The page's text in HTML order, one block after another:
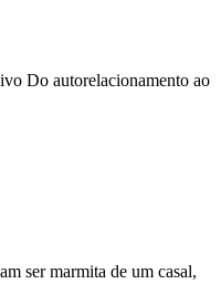
Do autorelacionamento ao
ser marmita de um casal,